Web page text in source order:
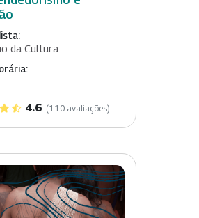
da Cultura
4.6 (110 avaliações)